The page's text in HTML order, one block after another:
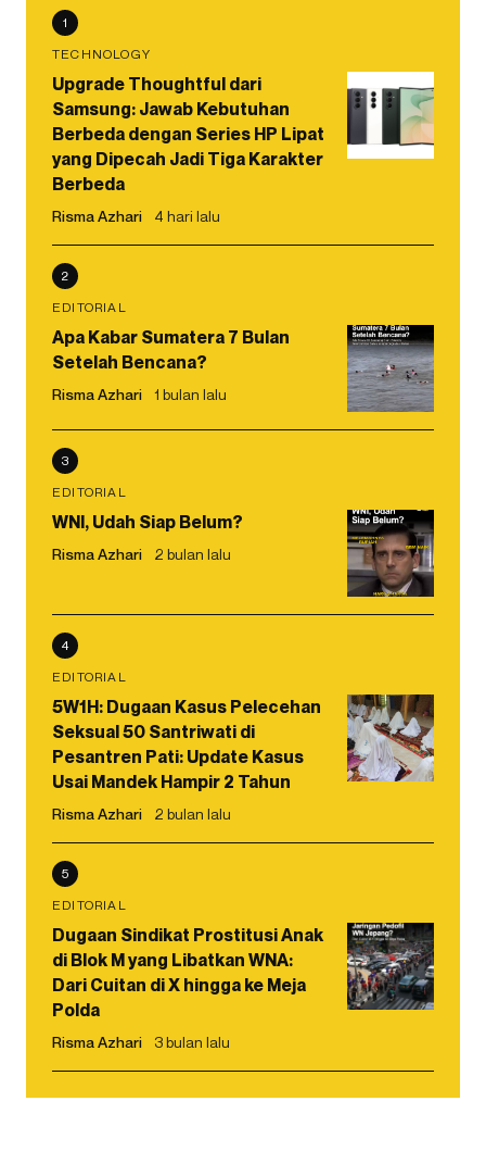
1
TECHNOLOGY
Upgrade Thoughtful dari
Samsung: Jawab Kebutuhan
Berbeda dengan Series HP Lipat
yang Dipecah Jadi Tiga Karakter
Berbeda
Risma Azhari 4 hari lalu
2
EDITORIAL
Apa Kabar Sumatera 7 Bulan
Setelah Bencana?
Risma Azhari 1 bulan lalu
3
EDITORIAL
WNI, Udah Siap Belum?
Risma Azhari 2 bulan lalu
4
EDITORIAL
5W1H: Dugaan Kasus Pelecehan
Seksual 50 Santriwati di
Pesantren Pati: Update Kasus
Usai Mandek Hampir 2 Tahun
Risma Azhari 2 bulan lalu
5
EDITORIAL
Dugaan Sindikat Prostitusi Anak
di Blok M yang Libatkan WNA:
Dari Cuitan di X hingga ke Meja
Polda
Risma Azhari 3 bulan lalu